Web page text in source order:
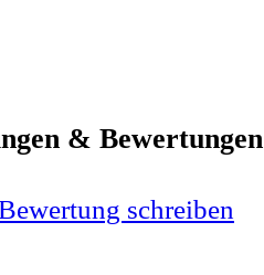
&
schreiben